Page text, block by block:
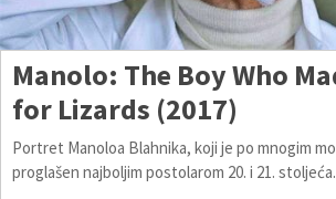
Manolo: The Boy Who
for Lizards (2017)
Portret Manoloa Blahnika, koji je po mnogim
proglašen najboljim postolarom 20. i 21. stoljeća.